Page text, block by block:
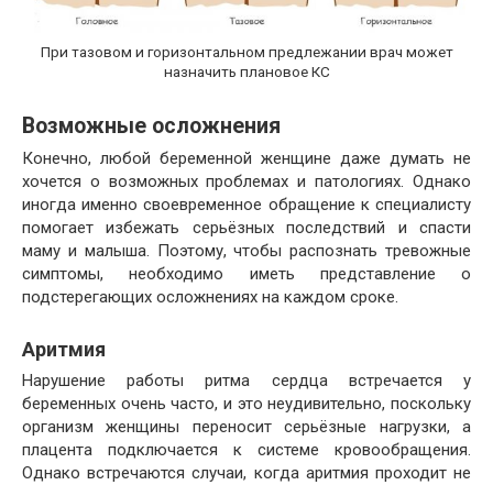
При тазовом и горизонтальном предлежании врач может
назначить плановое КС
Возможные осложнения
Конечно, любой беременной женщине даже думать не
хочется о возможных проблемах и патологиях. Однако
иногда именно своевременное обращение к специалисту
помогает избежать серьёзных последствий и спасти
маму и малыша. Поэтому, чтобы распознать тревожные
симптомы, необходимо иметь представление о
подстерегающих осложнениях на каждом сроке.
Аритмия
Нарушение работы ритма сердца встречается у
беременных очень часто, и это неудивительно, поскольку
организм женщины переносит серьёзные нагрузки, а
плацента подключается к системе кровообращения.
Однако встречаются случаи, когда аритмия проходит не